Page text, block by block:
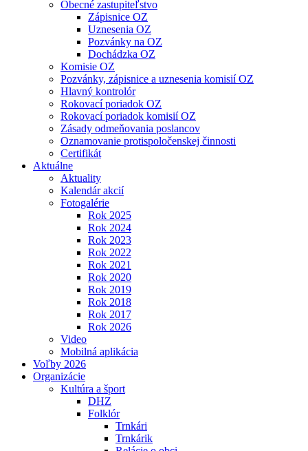
Obecné zastupiteľstvo
Zápisnice OZ
Uznesenia OZ
Pozvánky na OZ
Dochádzka OZ
Komisie OZ
Pozvánky, zápisnice a uznesenia komisií OZ
Hlavný kontrolór
Rokovací poriadok OZ
Rokovací poriadok komisií OZ
Zásady odmeňovania poslancov
Oznamovanie protispoločenskej činnosti
Certifikát
Aktuálne
Aktuality
Kalendár akcií
Fotogalérie
Rok 2025
Rok 2024
Rok 2023
Rok 2022
Rok 2021
Rok 2020
Rok 2019
Rok 2018
Rok 2017
Rok 2026
Video
Mobilná aplikácia
Voľby 2026
Organizácie
Kultúra a šport
DHZ
Folklór
Trnkári
Trnkárik